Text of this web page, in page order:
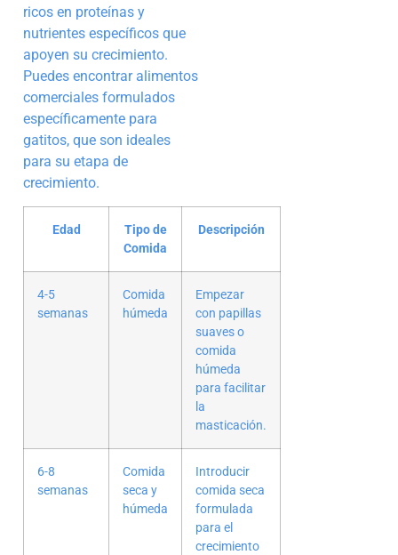
ricos en proteínas y
nutrientes específicos que
apoyen su crecimiento.
Puedes encontrar alimentos
comerciales formulados
específicamente para
gatitos, que son ideales
para su etapa de
crecimiento.
Edad
Tipo de
Comida
Descripción
4-5
semanas
Comida
húmeda
Empezar
con papillas
suaves o
comida
húmeda
para facilitar
la
masticación.
6-8
semanas
Comida
seca y
húmeda
Introducir
comida seca
formulada
para el
crecimiento